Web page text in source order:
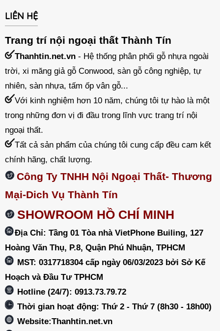
LIÊN HỆ
Trang trí nội ngoại thất Thành Tín
Thanhtin.net.vn - Hệ thống phân phối gỗ nhựa ngoài
trời, xi măng giả gỗ Conwood, sàn gỗ công nghiệp, tự
nhiên, sàn nhựa, tấm ốp vân gỗ...
Với kinh nghiệm hơn 10 năm, chúng tôi tự hào là một
trong những đơn vị đi đầu trong lĩnh vực trang trí nội
ngoại thất.
Tất cả sản phẩm của chúng tôi cung cấp đều cam kết
chính hãng, chất lượng.
Công Ty TNHH Nội Ngoại Thất- Thương
Mại-Dich Vụ Thành Tín
SHOWROOM HỒ CHÍ MINH
Địa Chỉ: Tầng 01 Tòa nhà VietPhone Builing, 127
Hoàng Văn Thụ, P.8, Quận Phú Nhuận, TPHCM
MST: 0317718304 cấp ngày 06/03/2023 bởi Sở Kế
Hoạch và Đầu Tư TPHCM
Hotline (24/7): 0913.73.79.72
Thời gian hoạt động: Thứ 2 - Thứ 7 (8h30 - 18h00)
Website:Thanhtin.net.vn